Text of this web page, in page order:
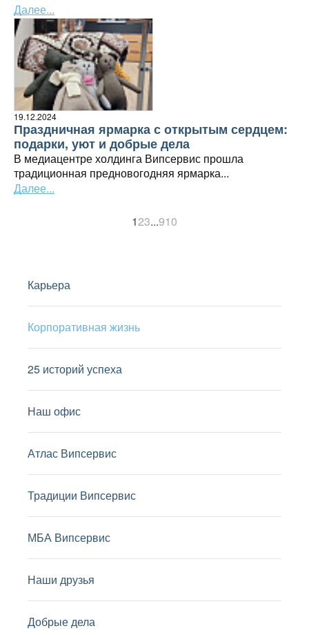
Далее...
Праздничная ярмарка с открытым сердцем:
подарки, уют и добрые дела
В медиацентре холдинга Випсервис прошла
традиционная предновогодняя ярмарка...
19.12.2024
Далее...
123...910
Карьера
Корпоративная жизнь
25 историй успеха
Наш офис
Атлас Випсервис
Традиции Випсервис
МБА Випсервис
Наши друзья
Добрые дела